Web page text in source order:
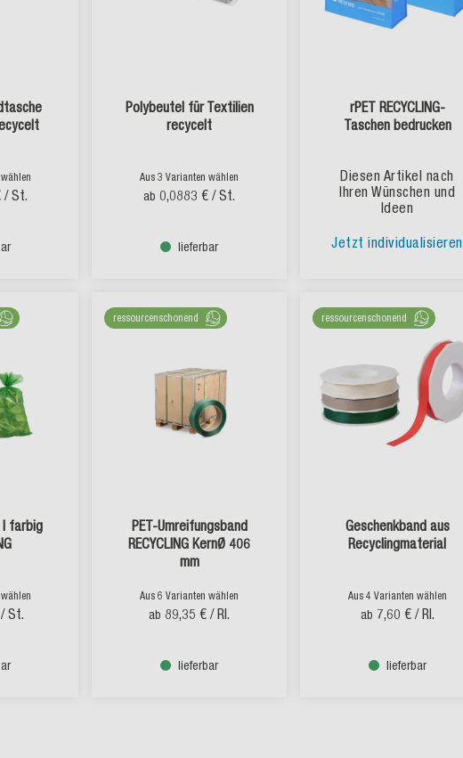
/ St.
Polybeutel für Textilien
recycelt
Aus 3 Varianten wählen
ab 0,0883 € / St.
lieferbar
rPET RECYCLING-
Taschen bedrucken
Diesen Artikel nach
Ihren Wünschen und
Ideen
Jetzt individualisieren
l farbig
/ St.
ressourcenschonend
PET-Umreifungsband
RECYCLING KernØ 406
mm
Aus 6 Varianten wählen
ab 89,35 € / Rl.
lieferbar
ressourcenschonend
Geschenkband aus
Recyclingmaterial
Aus 4 Varianten wählen
ab 7,60 € / Rl.
lieferbar